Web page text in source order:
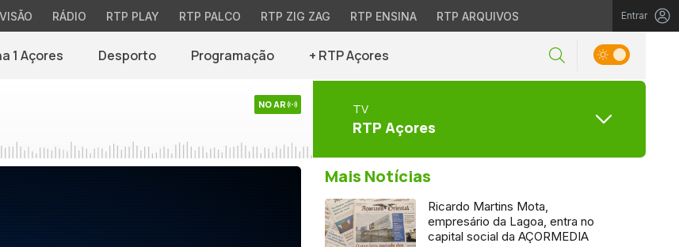
RÁDIO RTP PLAY RTP PALCO RTP ZIG ZAG RTP ENSINA RTP ARQUIVOS Entrar
1 Açores Desporto Programação + RTP Açores
NO AR TV
RTP Açores
Mais Notícias
Ricardo Martins Mota,
empresário da Lagoa, entra no
capital social da AÇORMEDIA